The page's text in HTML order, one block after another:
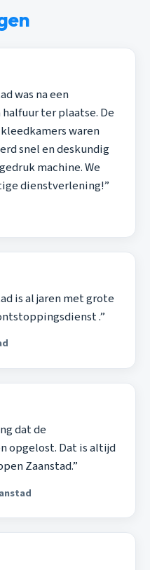
was na een
ter plaatse. De
waren
snel en deskundig
machine. We
dienstverlening!”
is al jaren met grote
.”
dat de
opgelost. Dat is altijd
Zaanstad.”